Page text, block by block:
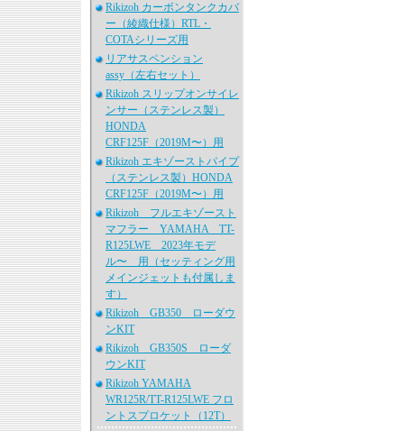
Rikizoh カーボンタンクカバ
ー（綾織仕様）RTL・
COTAシリーズ用
リアサスペンション
assy（左右セット）
Rikizoh スリップオンサイレ
ンサー（ステンレス製）
HONDA
CRF125F（2019M〜）用
Rikizoh エキゾーストパイプ
（ステンレス製）HONDA
CRF125F（2019M〜）用
Rikizoh フルエキゾースト
マフラー YAMAHA TT-
R125LWE 2023年モデ
ル〜 用（セッティング用
メインジェットも付属しま
す）
Rikizoh GB350 ローダウ
ンKIT
Rikizoh GB350S ローダ
ウンKIT
Rikizoh YAMAHA
WR125R/TT-R125LWE フロ
ントスプロケット（12T）